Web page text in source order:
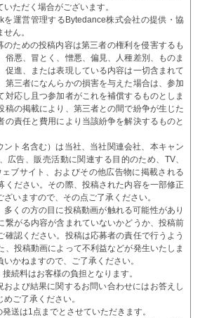
ただく場合がございます。
運営管理するBytedance株式会社の提供・協
ん。
ための投稿内容は第三者の権利を侵害するも
俗悪、冒とく、憎悪、偏見、人種差別、ものま
促進、または表現している内容は一切含まれて
第三者になんらかの損害を与えた場合は、参加
対応し且つ参加者がこれを補償するものとしま
稿の掲載により、第三者との間で紛争が生じた
の責任と費用により当該紛争を解決するものと
ト名含む）は当社、当社関連会社、本キャン
広告、販売活動に関連する目的のため、TV、
ブサイト、およびその他広告物に掲載される
ください。その際、投稿された内容を一部修正
いますので、その点ご了承ください。
くの方の目に投稿動画が触れる可能性があり
繋がる内容が含まれていないかどうか、投稿前
確認ください。投稿は応募者の責任で行うよう
、投稿動画によって不利益などが発生いたしま
かねますので、ご了承ください。
続料はお客様の負担となります。
よび結果に関するお問い合わせにはお答えし
ご了承ください。
送は1点までとさせていただきます。